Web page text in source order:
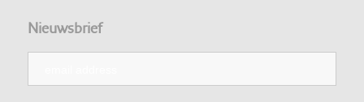
Nieuwsbrief